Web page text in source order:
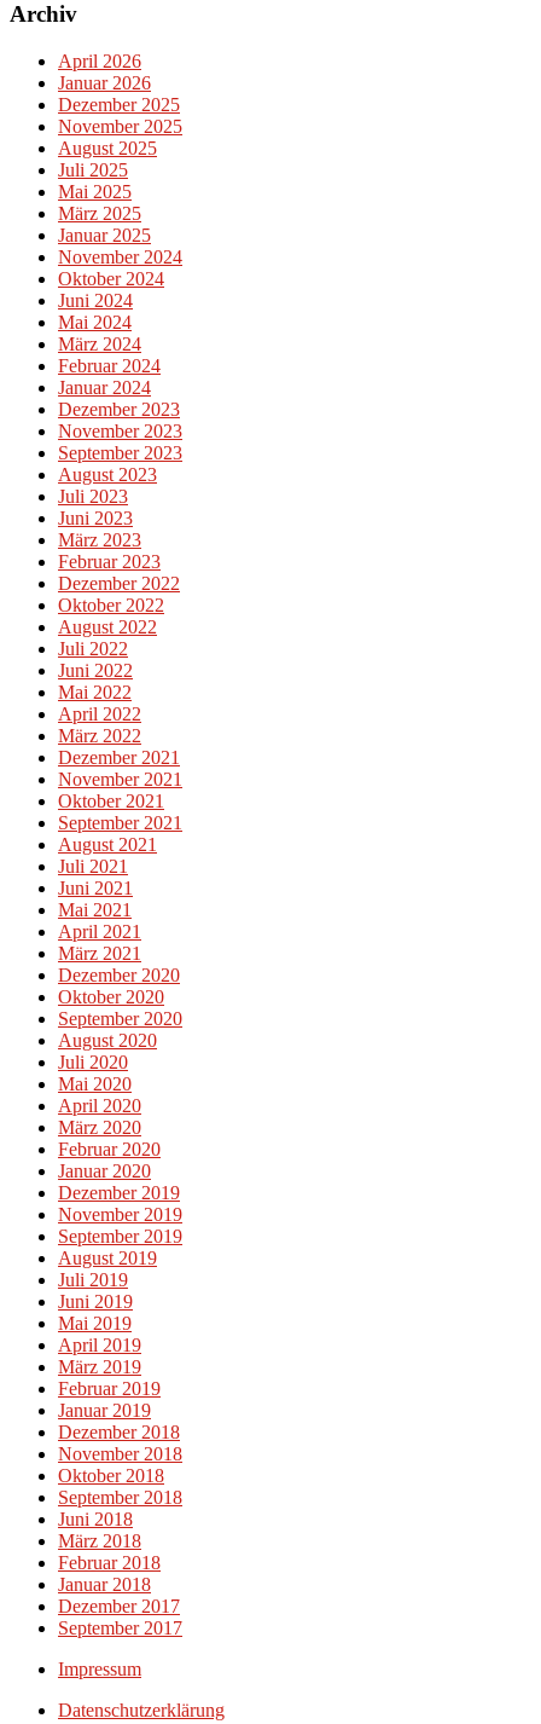
Archiv
April 2026
Januar 2026
Dezember 2025
November 2025
August 2025
Juli 2025
Mai 2025
März 2025
Januar 2025
November 2024
Oktober 2024
Juni 2024
Mai 2024
März 2024
Februar 2024
Januar 2024
Dezember 2023
November 2023
September 2023
August 2023
Juli 2023
Juni 2023
März 2023
Februar 2023
Dezember 2022
Oktober 2022
August 2022
Juli 2022
Juni 2022
Mai 2022
April 2022
März 2022
Dezember 2021
November 2021
Oktober 2021
September 2021
August 2021
Juli 2021
Juni 2021
Mai 2021
April 2021
März 2021
Dezember 2020
Oktober 2020
September 2020
August 2020
Juli 2020
Mai 2020
April 2020
März 2020
Februar 2020
Januar 2020
Dezember 2019
November 2019
September 2019
August 2019
Juli 2019
Juni 2019
Mai 2019
April 2019
März 2019
Februar 2019
Januar 2019
Dezember 2018
November 2018
Oktober 2018
September 2018
Juni 2018
März 2018
Februar 2018
Januar 2018
Dezember 2017
September 2017
Impressum
Datenschutzerklärung